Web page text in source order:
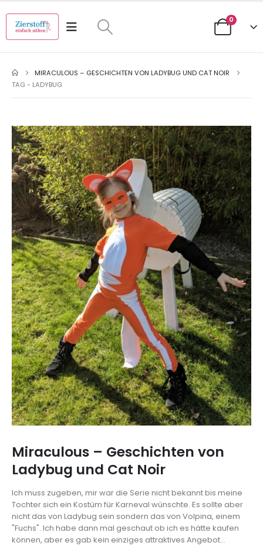
0
MIRACULOUS – GESCHICHTEN VON LADYBUG UND CAT NOIR
TAG - LADYBUG
Miraculous – Geschichten von
Ladybug und Cat Noir
Ich muss zugeben, mir war die Serie nicht bekannt bis meine
Tochter sich ein Kostüm für Karneval wünschte. Es sollte aber
nicht das von Ladybug sein sondern das von Volpina, einem
"Fuchs". Ich habe dann mal geschaut ob ich es hätte kaufen
können, aber es gab kein einziges attraktives Angebot...